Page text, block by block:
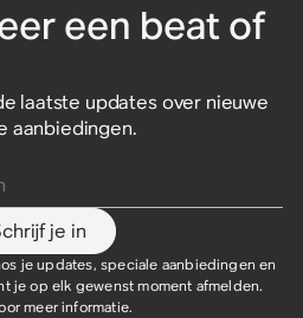
een beat of
laatste updates over nieuwe
aanbiedingen.
je in
je updates, speciale aanbiedingen en
je op elk gewenst moment afmelden.
meer informatie.